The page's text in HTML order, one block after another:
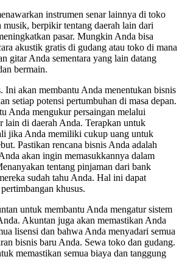
instrumen senar lainnya di toko
musik, berpikir tentang daerah lain dari
pasar. Mungkin Anda bisa
akustik gratis di gudang atau toko di mana
gitar Anda sementara yang lain datang
bermain.
Ini akan membantu Anda menentukan bisnis
setiap potensi pertumbuhan di masa depan.
Anda mengukur persaingan melalui
lain di daerah Anda. Terapkan untuk
jika Anda memiliki cukup uang untuk
Pastikan rencana bisnis Anda adalah
akan ingin memasukkannya dalam
tentang pinjaman dari bank
sudah tahu Anda. Hal ini dapat
khusus.
untuk membantu Anda mengatur sistem
Akuntan juga akan memastikan Anda
lisensi dan bahwa Anda menyadari semua
bisnis baru Anda. Sewa toko dan gudang.
memastikan semua biaya dan tanggung